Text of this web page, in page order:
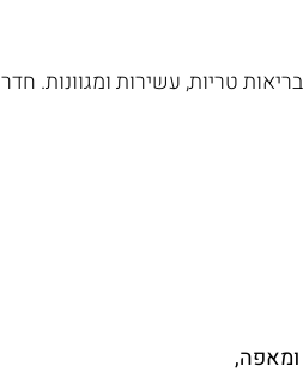
טריות, עשירות ומגוונות. חדר
ומאפה,